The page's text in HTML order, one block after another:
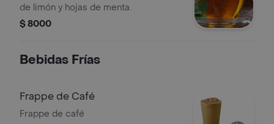
de limón y hojas de menta.
$ 8000
Bebidas Frías
Frappe de Café
Frappe de café